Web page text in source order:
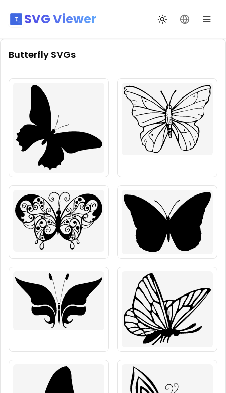
SVG Viewer Toggle theme
Change
Butterfly SVGs